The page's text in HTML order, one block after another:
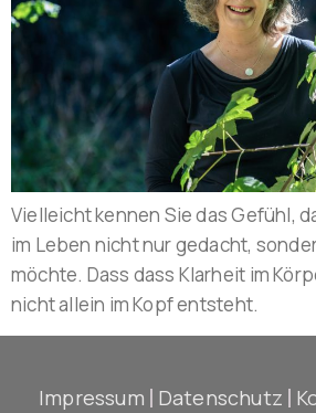
Vielleicht kennen Sie das Gefühl,
im Leben nicht nur gedacht,
möchte. Dass dass Klarheit im
nicht allein im Kopf entsteht.
Impressum Datenschutz